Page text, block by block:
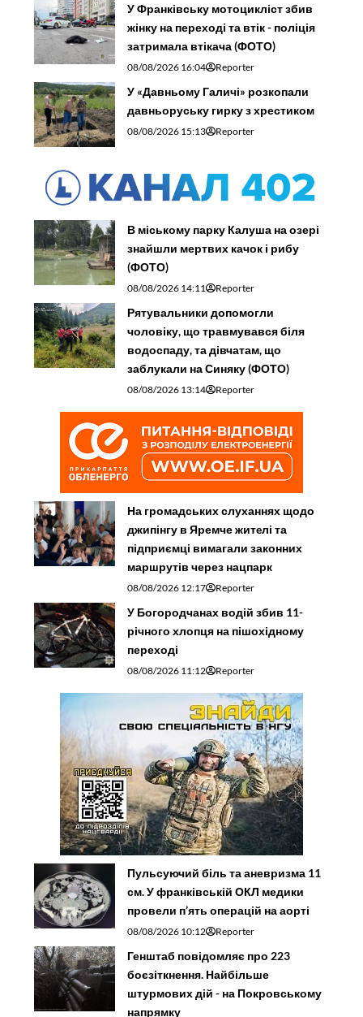
У Франківську мотоцикліст збив
жінку на переході та втік - поліція
затримала втікача (ФОТО)
08/08/2026 16:04 Reporter
У «Давньому Галичі» розкопали
давньоруську гирку з хрестиком
08/08/2026 15:13 Reporter
В міському парку Калуша на озері
знайшли мертвих качок і рибу
(ФОТО)
08/08/2026 14:11 Reporter
Рятувальники допомогли
чоловіку, що травмувався біля
водоспаду, та дівчатам, що
заблукали на Синяку (ФОТО)
08/08/2026 13:14 Reporter
На громадських слуханнях щодо
джипінгу в Яремче житeлі та
підприємці вимагали законних
маршрутів через нацпарк
08/08/2026 12:17 Reporter
У Богородчанах водій збив 11-
річного хлопця на пішохідному
переході
08/08/2026 11:12 Reporter
Пульсуючий біль та аневризма 11
см. У франківській ОКЛ медики
провели п’ять операцій на аорті
08/08/2026 10:12 Reporter
Генштаб повідомляє про 223
боєзіткнення. Найбільше
штурмових дій - на Покровському
напрямку